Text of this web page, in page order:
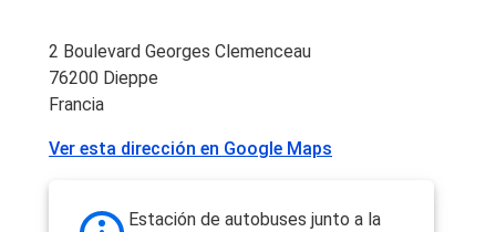
2 Boulevard Georges Clemenceau
76200 Dieppe
Francia
Ver esta dirección en Google Maps
Estación de autobuses junto a la